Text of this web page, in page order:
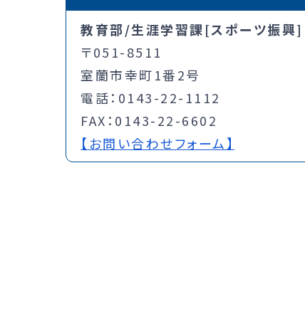
教育部/生涯学習課[スポーツ振興]
〒051-8511
室蘭市幸町1番2号
電話：0143-22-1112
FAX：0143-22-6602
【お問い合わせフォーム】